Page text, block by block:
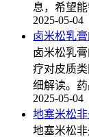
息，希望
2025-05-04
卤米松乳
卤米松乳
疗对皮质
细解读。
2025-05-04
地塞米松
地塞米松